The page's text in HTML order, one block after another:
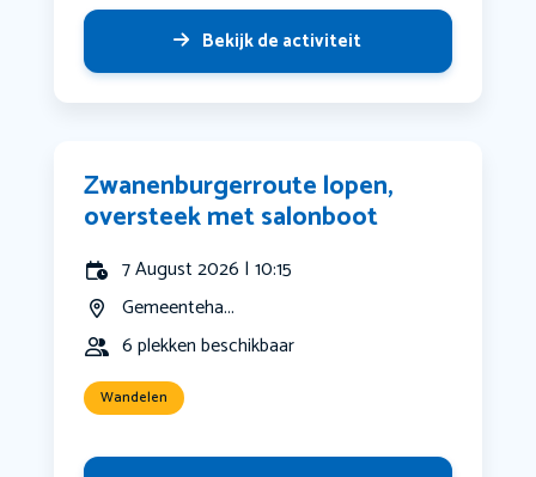
Bekijk de activiteit
Zwanenburgerroute lopen,
oversteek met salonboot
7 August 2026 | 10:15
Gemeenteha...
6 plekken beschikbaar
Wandelen